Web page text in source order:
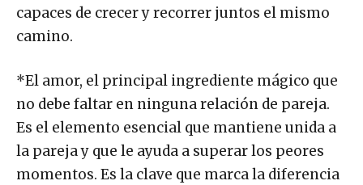
capaces de crecer y recorrer juntos el mismo
camino.
*El amor, el principal ingrediente mágico que
no debe faltar en ninguna relación de pareja.
Es el elemento esencial que mantiene unida a
la pareja y que le ayuda a superar los peores
momentos. Es la clave que marca la diferencia